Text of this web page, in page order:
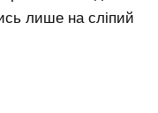
лише на сліпий